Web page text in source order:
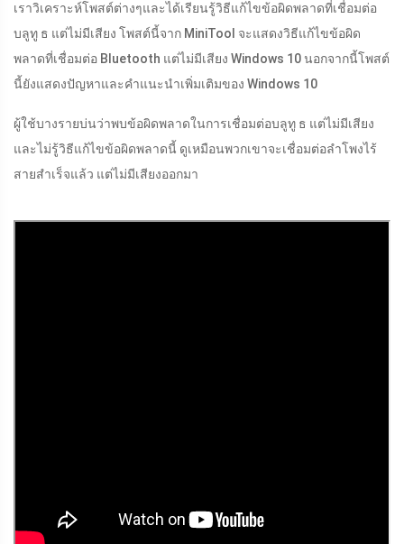
เราวิเคราะห์โพสต์ต่างๆและได้เรียนรู้วิธีแก้ไขข้อผิดพลาดที่เชื่อมต่อ
บลูทู ธ แต่ไม่มีเสียง โพสต์นี้จาก MiniTool จะแสดงวิธีแก้ไขข้อผิด
พลาดที่เชื่อมต่อ Bluetooth แต่ไม่มีเสียง Windows 10 นอกจากนี้โพสต์
นี้ยังแสดงปัญหาและคำแนะนำเพิ่มเติมของ Windows 10
ผู้ใช้บางรายบ่นว่าพบข้อผิดพลาดในการเชื่อมต่อบลูทู ธ แต่ไม่มีเสียง
และไม่รู้วิธีแก้ไขข้อผิดพลาดนี้ ดูเหมือนพวกเขาจะเชื่อมต่อลำโพงไร้
สายสำเร็จแล้ว แต่ไม่มีเสียงออกมา